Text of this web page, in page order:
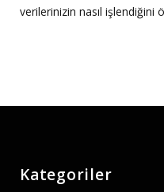
verilerinizin nasıl işlendiğini
Kategoriler